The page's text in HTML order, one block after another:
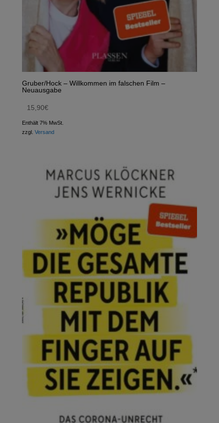
Gruber/Hock – Willkommen im falschen Film –
Neuausgabe
15,90€
Enthält 7% MwSt.
zzgl. Versand